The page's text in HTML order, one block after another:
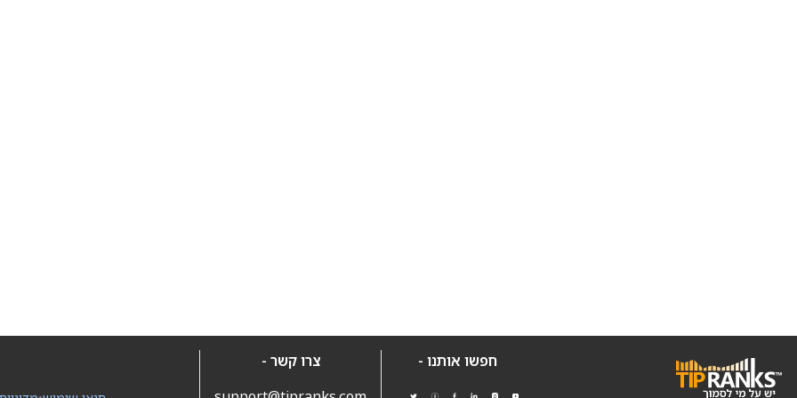
חפשו אותנו -
צרו קשר -